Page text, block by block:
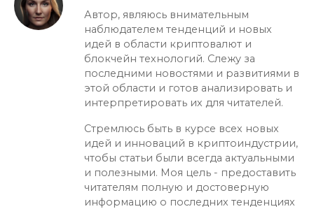
Автор, являюсь внимательным
наблюдателем тенденций и новых
идей в области криптовалют и
блокчейн технологий. Слежу за
последними новостями и развитиями в
этой области и готов анализировать и
интерпретировать их для читателей.
Стремлюсь быть в курсе всех новых
идей и инноваций в криптоиндустрии,
чтобы статьи были всегда актуальными
и полезными. Моя цель - предоставить
читателям полную и достоверную
информацию о последних тенденциях